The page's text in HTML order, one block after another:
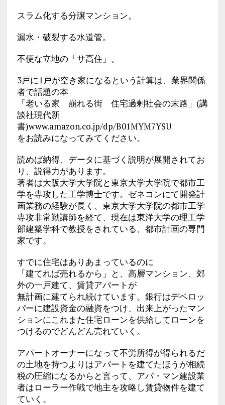
スラム化する分譲マンション。
漏水・破裂する水道管。
不便な立地の「サ高住」。
3戸に1戸が空き家になるという計算は、業界関係
者で話題の本
「老いる家 崩れる街 住宅過剰社会の末路」(講
談社現代新
書)www.amazon.co.jp/dp/B01MYM7YSU
をお読みになってみてください。
読めば納得、データに基づく説明が展開されてお
り、説得力があります。
著者は大阪大学大学院と東京大学大学院で都市工
学を専攻した工学博士です。ゼネコンにて開発計
画業務の経験が長く、東京大学大学院の都市工学
専攻非常勤講師を経て、現在は東洋大学の理工学
部建築学科で教授をされている、都市計画の専門
家です。
すでに住宅はありあまっているのに
「建てれば売れるから」と、高層マンション、郊
外の一戸建て、賃貸アパートが
無計画に建てられ続けています。銀行はデベロッ
パーに建設資金の融資をつけ、出来上がったマン
ションにこれまた住宅ローンを供給してローンを
つけるのでどんどん売れていく。
アパートオーナーになって不労所得が得られるだ
の土地を持つよりはアパートを建てたほうが相続
税の圧縮になるからと言って、アパ・マン建設業
者はローラー作戦で地主を攻略し賃貸物件を建て
ていく。